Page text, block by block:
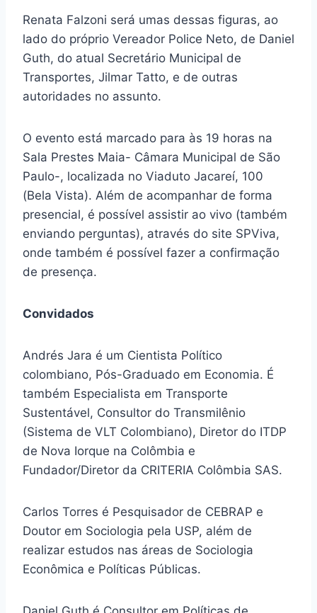
Renata Falzoni será umas dessas figuras, ao
lado do próprio Vereador Police Neto, de Daniel
Guth, do atual Secretário Municipal de
Transportes, Jilmar Tatto, e de outras
autoridades no assunto.
O evento está marcado para às 19 horas na
Sala Prestes Maia- Câmara Municipal de São
Paulo-, localizada no Viaduto Jacareí, 100
(Bela Vista). Além de acompanhar de forma
presencial, é possível assistir ao vivo (também
enviando perguntas), através do site SPViva,
onde também é possível fazer a confirmação
de presença.
Convidados
Andrés Jara é um Cientista Político
colombiano, Pós-Graduado em Economia. É
também Especialista em Transporte
Sustentável, Consultor do Transmilênio
(Sistema de VLT Colombiano), Diretor do ITDP
de Nova Iorque na Colômbia e
Fundador/Diretor da CRITERIA Colômbia SAS.
Carlos Torres é Pesquisador de CEBRAP e
Doutor em Sociologia pela USP, além de
realizar estudos nas áreas de Sociologia
Econômica e Políticas Públicas.